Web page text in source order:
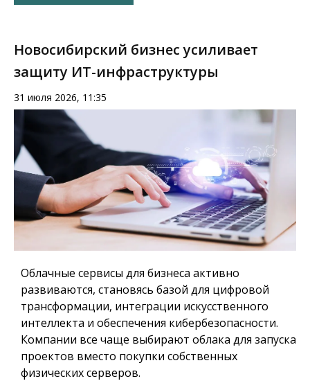
Новосибирский бизнес усиливает
защиту ИТ-инфраструктуры
31 июля 2026, 11:35
Облачные сервисы для бизнеса активно
развиваются, становясь базой для цифровой
трансформации, интеграции искусственного
интеллекта и обеспечения кибербезопасности.
Компании все чаще выбирают облака для запуска
проектов вместо покупки собственных
физических серверов.